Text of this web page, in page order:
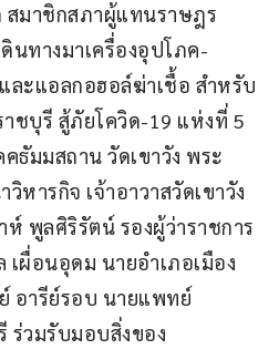
สมาชิกสภาผู้แทนราษฎร
นทางมาเครื่องอุปโภค-
ละแอลกอฮอล์ฆ่าเชื้อ สำหรับ
ชบุรี สู้ภัยโควิด-19 แห่งที่ 5
มมสถาน วัดเขาวัง พระ
หารกิจ เจ้าอาวาสวัดเขาวัง
พูลศิริรัตน์ รองผู้ว่าราชการ
ผื่อนอุดม นายอำเภอเมือง
อารีย์รอบ นายแพทย์
ร่วมรับมอบสิ่งของ